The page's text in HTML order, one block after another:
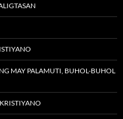
MAY PALAMUTI, BUHOL-BUHOL